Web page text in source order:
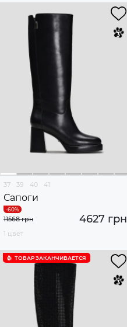
37 39 40 41
Сапоги
4627 грн
11568 грн
1 цвет
ТОВАР ЗАКАНЧИВАЕТСЯ